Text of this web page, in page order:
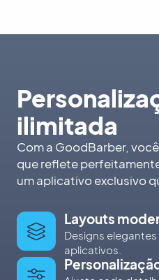
ilimitada
Com a GoodBarber,
que reflete
um aplicativo exclusivo
Layouts
Designs
aplicativos.